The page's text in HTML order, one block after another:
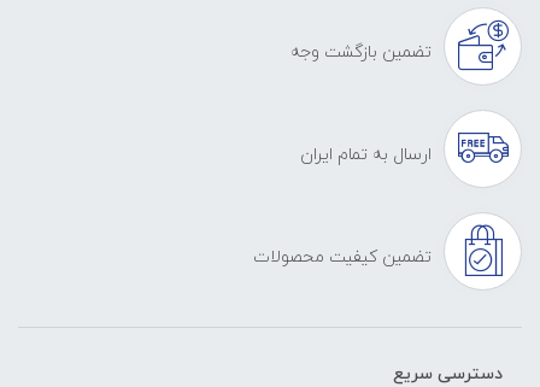
تضمین بازگشت وجه
ارسال به تمام ایران
تضمین کیفیت محصولات
دسترسی سریع